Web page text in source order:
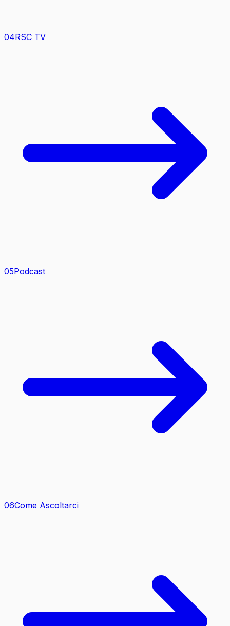
04RSC TV
05Podcast
06Come Ascoltarci